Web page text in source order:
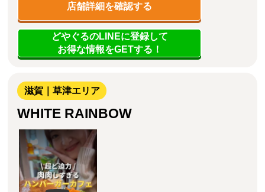
店舗詳細を確認する
どやぐるのLINEに登録して
お得な情報をGETする！
滋賀｜草津エリア
WHITE RAINBOW